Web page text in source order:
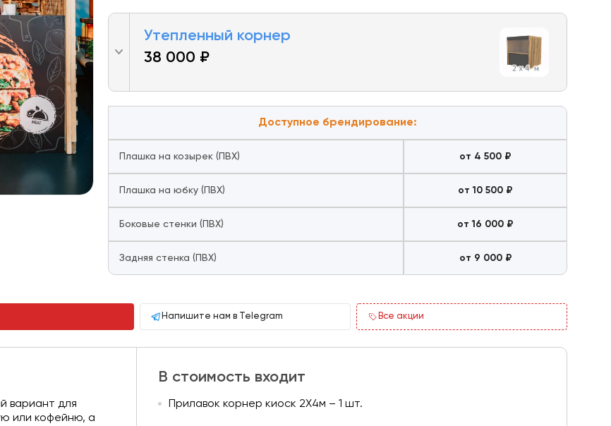
Утепленный корнер
38 000 ₽
Доступное брендирование:
Плашка на козырек (ПВХ) от 4 500 ₽
Плашка на юбку (ПВХ) от 10 500 ₽
Боковые стенки (ПВХ) от 16 000 ₽
Задняя стенка (ПВХ) от 9 000 ₽
Напишите нам в Telegram Все акции
вариант для
или кофейню, а
В стоимость входит
Прилавок корнер киоск 2Х4м – 1 шт.